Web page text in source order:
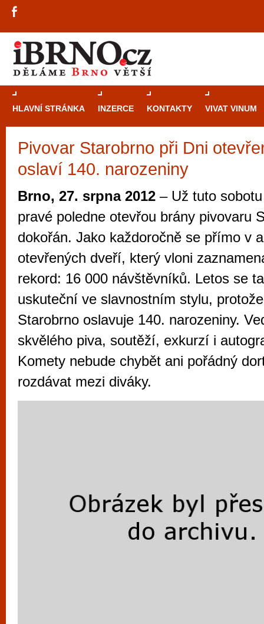
HLAVNÍ STRÁNKA INZERCE KONTAKTY VIVAT VINUM
Pivovar Starobrno při Dni
oslaví 140. narozeniny
Brno, 27. srpna 2012 – Už tuto
pravé poledne otevřou brány pivovaru
dokořán. Jako každoročně se přímo v
otevřených dveří, který vloni
rekord: 16 000 návštěvníků. Letos se
uskuteční ve slavnostním stylu,
Starobrno oslavuje 140. narozeniny.
skvělého piva, soutěží, exkurzí i
Komety nebude chybět ani pořádný
rozdávat mezi diváky.
Průvodce
Brně: Od
Brno je
zajímavé
restaurace,
Mimo jiné je ale také místem, kde si
vyzkoušet různé kasinové hry. V
metropoli naleznete širokou nabídku her
po moderní automaty jak pro pravidelné
příležitostné hráče. V...